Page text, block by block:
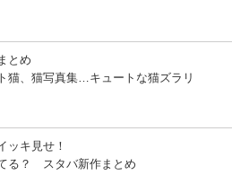
とめ
猫、猫写真集…キュートな猫ズラリ
ッキ見せ！
る？ スタバ新作まとめ